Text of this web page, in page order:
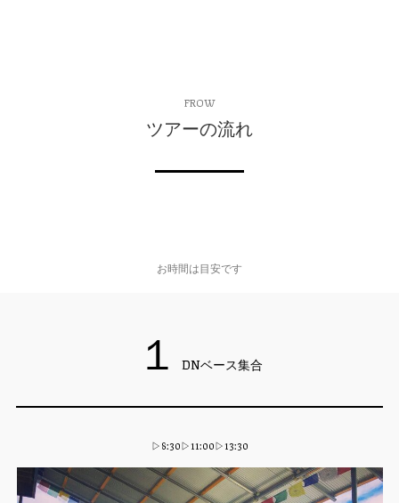
FROW
ツアーの流れ
お時間は目安です
１ DNベース集合
▷8:30▷11:00▷13:30